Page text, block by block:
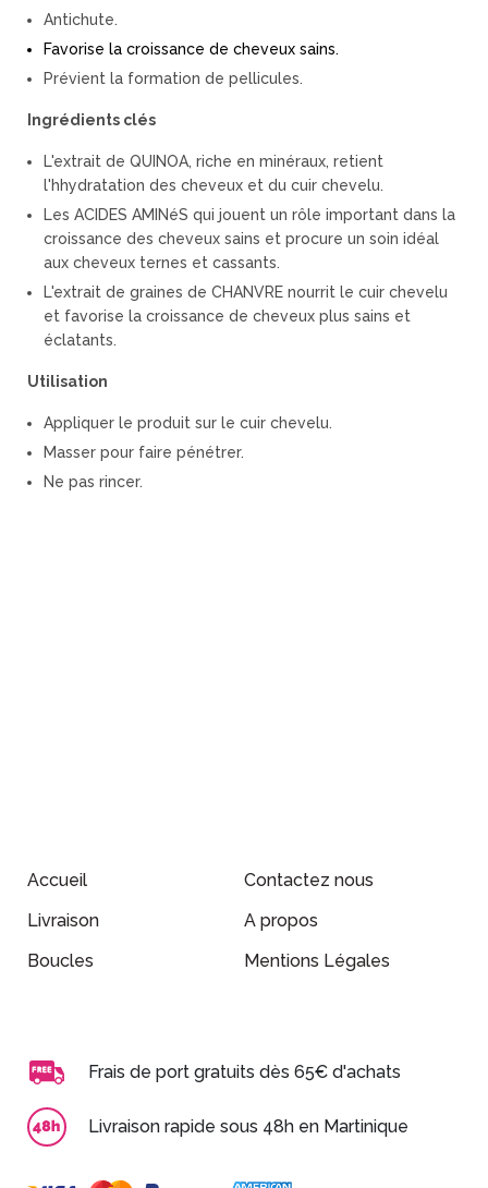
Antichute.
Favorise la croissance de cheveux sains.
Prévient la formation de pellicules.
Ingrédients clés
L'extrait de QUINOA, riche en minéraux, retient
l'hhydratation des cheveux et du cuir chevelu.
Les ACIDES AMINéS qui jouent un rôle important dans la
croissance des cheveux sains et procure un soin idéal
aux cheveux ternes et cassants.
L'extrait de graines de CHANVRE nourrit le cuir chevelu
et favorise la croissance de cheveux plus sains et
éclatants.
Utilisation
Appliquer le produit sur le cuir chevelu.
Masser pour faire pénétrer.
Ne pas rincer.
Accueil
Contactez nous
Livraison
A propos
Boucles
Mentions Légales
Frais de port gratuits dès 65€ d'achats
Livraison rapide sous 48h en Martinique